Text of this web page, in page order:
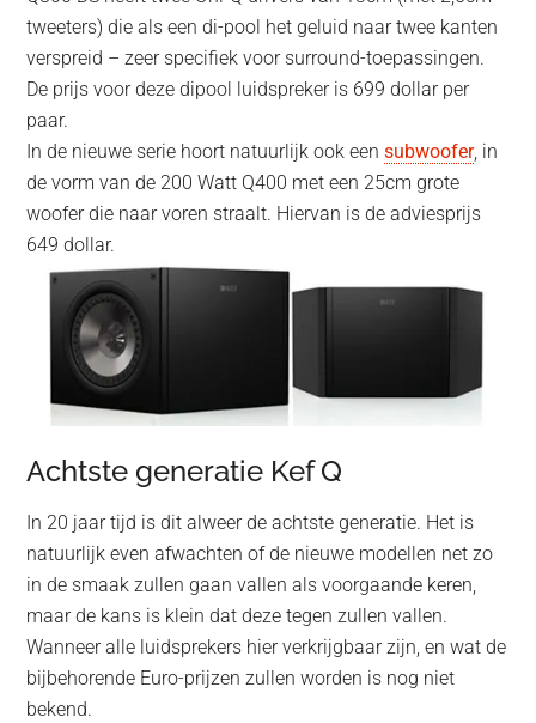
tweeters) die als een di-pool het geluid naar twee kanten
verspreid – zeer specifiek voor surround-toepassingen.
De prijs voor deze dipool luidspreker is 699 dollar per
paar.
In de nieuwe serie hoort natuurlijk ook eensubwoofer, in
de vorm van de 200 Watt Q400 met een 25cm grote
woofer die naar voren straalt. Hiervan is de adviesprijs
649 dollar.
Achtste generatie Kef Q
In 20 jaar tijd is dit alweer de achtste generatie. Het is
natuurlijk even afwachten of de nieuwe modellen net zo
in de smaak zullen gaan vallen als voorgaande keren,
maar de kans is klein dat deze tegen zullen vallen.
Wanneer alle luidsprekers hier verkrijgbaar zijn, en wat de
bijbehorende Euro-prijzen zullen worden is nog niet
bekend.